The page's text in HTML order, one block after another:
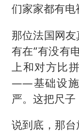
们家家都有电
那位法国网
有在“有没有
上和对方比
——基础设施
严。这把尺子
说到底，那